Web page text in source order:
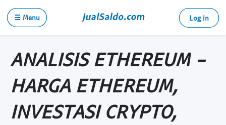
☰ Menu Log in
ANALISIS ETHEREUM -
HARGA ETHEREUM,
INVESTASI CRYPTO,